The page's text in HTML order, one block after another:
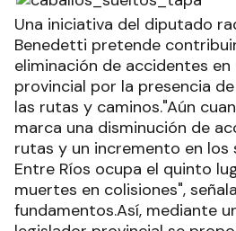
Una iniciativa del diputado
Benedetti pretende
eliminación de accidentes
provincial por la presencia
las rutas y caminos."Aún
marca una disminución de
rutas y un incremento en los
Entre Ríos ocupa el quinto
muertes en colisiones",
fundamentos.Así, mediante